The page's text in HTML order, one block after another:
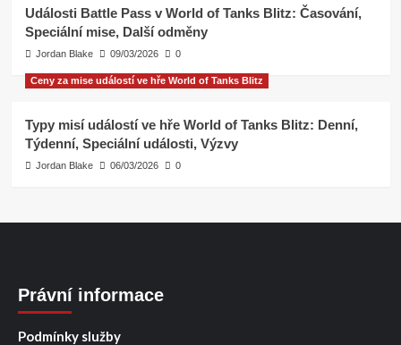
Události Battle Pass v World of Tanks Blitz: Časování,
Speciální mise, Další odměny
Jordan Blake 09/03/2026 0
Ceny za mise událostí ve hře World of Tanks Blitz
Typy misí událostí ve hře World of Tanks Blitz: Denní,
Týdenní, Speciální události, Výzvy
Jordan Blake 06/03/2026 0
Právní informace
Podmínky služby